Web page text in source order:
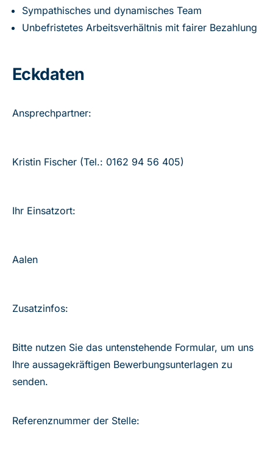
Sympathisches und dynamisches Team
Unbefristetes Arbeitsverhältnis mit fairer Bezahlung
Eckdaten
Ansprechpartner:
Kristin Fischer (Tel.: 0162 94 56 405)
Ihr Einsatzort:
Aalen
Zusatzinfos:
Bitte nutzen Sie das untenstehende Formular, um uns
Ihre aussagekräftigen Bewerbungsunterlagen zu
senden.
Referenznummer der Stelle: